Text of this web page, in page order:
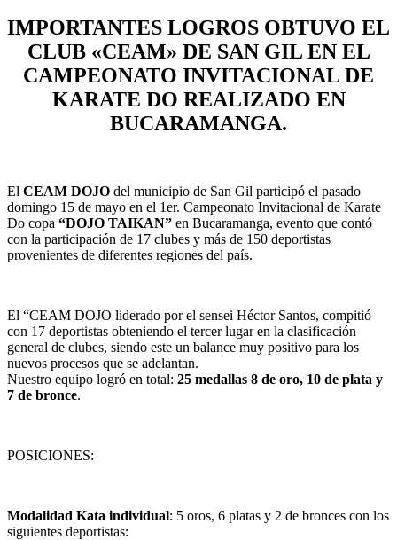
IMPORTANTES LOGROS OBTUVO EL
CLUB «CEAM» DE SAN GIL EN EL
CAMPEONATO INVITACIONAL DE
KARATE DO REALIZADO EN
BUCARAMANGA.
El CEAM DOJO del municipio de San Gil participó el pasado
domingo 15 de mayo en el 1er. Campeonato Invitacional de Karate
Do copa “DOJO TAIKAN” en Bucaramanga, evento que contó
con la participación de 17 clubes y más de 150 deportistas
provenientes de diferentes regiones del país.
El “CEAM DOJO liderado por el sensei Héctor Santos, compitió
con 17 deportistas obteniendo el tercer lugar en la clasificación
general de clubes, siendo este un balance muy positivo para los
nuevos procesos que se adelantan.
Nuestro equipo logró en total: 25 medallas 8 de oro, 10 de plata y
7 de bronce.
POSICIONES:
Modalidad Kata individual: 5 oros, 6 platas y 2 de bronces con los
siguientes deportistas: